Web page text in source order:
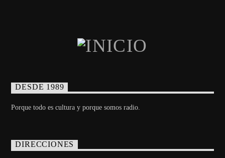
DESDE 1989
Porque todo es cultura y porque somos radio.
DIRECCIONES